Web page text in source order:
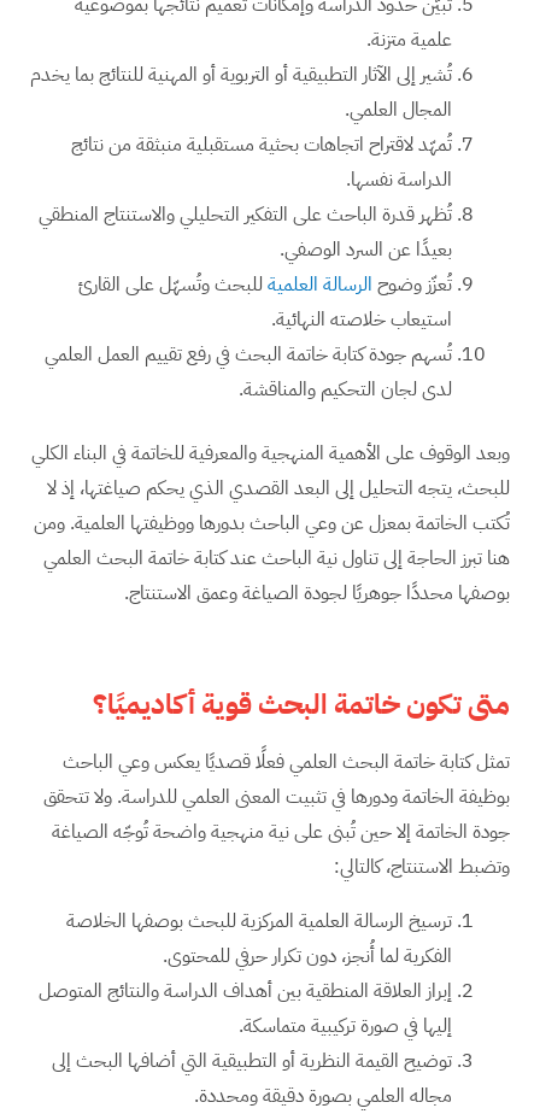
علمية متزنة.
تُشير إلى الآثار التطبيقية أو التربوية أو المهنية للنتائج بما يخدم
المجال العلمي.
تُمهّد لاقتراح اتجاهات بحثية مستقبلية منبثقة من نتائج
الدراسة نفسها.
تُظهر قدرة الباحث على التفكير التحليلي والاستنتاج المنطقي
بعيدًا عن السرد الوصفي.
تُعزّز وضوح الرسالة العلمية للبحث وتُسهّل على القارئ
استيعاب خلاصته النهائية.
تُسهم جودة كتابة خاتمة البحث في رفع تقييم العمل العلمي
لدى لجان التحكيم والمناقشة.
وبعد الوقوف على الأهمية المنهجية والمعرفية للخاتمة في البناء الكلي
للبحث، يتجه التحليل إلى البعد القصدي الذي يحكم صياغتها، إذ لا
تُكتب الخاتمة بمعزل عن وعي الباحث بدورها ووظيفتها العلمية. ومن
هنا تبرز الحاجة إلى تناول نية الباحث عند كتابة خاتمة البحث العلمي
بوصفها محددًا جوهريًا لجودة الصياغة وعمق الاستنتاج.
متى تكون خاتمة البحث قوية أكاديميًا؟
تمثل كتابة خاتمة البحث العلمي فعلًا قصديًا يعكس وعي الباحث
بوظيفة الخاتمة ودورها في تثبيت المعنى العلمي للدراسة. ولا تتحقق
جودة الخاتمة إلا حين تُبنى على نية منهجية واضحة تُوجّه الصياغة
وتضبط الاستنتاج، كالتالي:
ترسيخ الرسالة العلمية المركزية للبحث بوصفها الخلاصة
الفكرية لما أُنجز، دون تكرار حرفي للمحتوى.
إبراز العلاقة المنطقية بين أهداف الدراسة والنتائج المتوصل
إليها في صورة تركيبية متماسكة.
توضيح القيمة النظرية أو التطبيقية التي أضافها البحث إلى
مجاله العلمي بصورة دقيقة ومحددة.